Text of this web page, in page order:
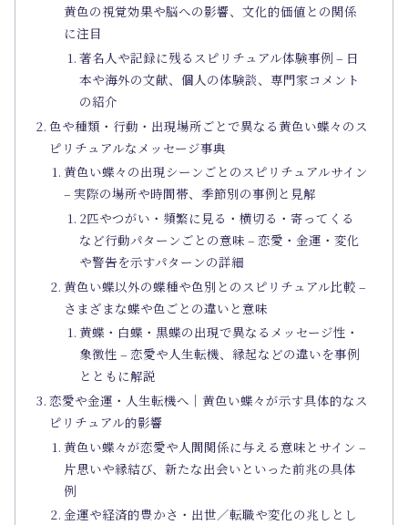
黄色の視覚効果や脳への影響、文化的価値との関係
に注目
著名人や記録に残るスピリチュアル体験事例 – 日
本や海外の文献、個人の体験談、専門家コメント
の紹介
色や種類・行動・出現場所ごとで異なる黄色い蝶々のス
ピリチュアルなメッセージ事典
黄色い蝶々の出現シーンごとのスピリチュアルサイン
– 実際の場所や時間帯、季節別の事例と見解
2匹やつがい・頻繁に見る・横切る・寄ってくる
など行動パターンごとの意味 – 恋愛・金運・変化
や警告を示すパターンの詳細
黄色い蝶以外の蝶種や色別とのスピリチュアル比較 –
さまざまな蝶や色ごとの違いと意味
黄蝶・白蝶・黒蝶の出現で異なるメッセージ性・
象徴性 – 恋愛や人生転機、縁起などの違いを事例
とともに解説
恋愛や金運・人生転機へ｜黄色い蝶々が示す具体的なス
ピリチュアル的影響
黄色い蝶々が恋愛や人間関係に与える意味とサイン –
片思いや縁結び、新たな出会いといった前兆の具体
例
金運や経済的豊かさ・出世／転職や変化の兆しとし